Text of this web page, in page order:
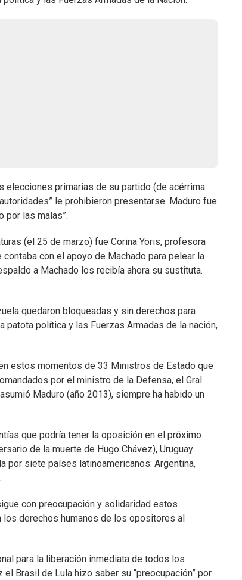
elecciones primarias de su partido (de acérrima
le prohibieron presentarse. Maduro fue
por las malas”.
(el 25 de marzo) fue Corina Yoris, profesora
con el apoyo de Machado para pelear la
a Machado los recibía ahora su sustituta.
quedaron bloqueadas y sin derechos para
patota política y las Fuerzas Armadas de la nación,
estos momentos de 33 Ministros de Estado que
por el ministro de la Defensa, el Gral.
Maduro (año 2013), siempre ha habido un
que podría tener la oposición en el próximo
de la muerte de Hugo Chávez), Uruguay
por siete países latinoamericanos: Argentina,
con preocupación y solidaridad estos
derechos humanos de los opositores al
para la liberación inmediata de todos los
Brasil de Lula hizo saber su “preocupación” por